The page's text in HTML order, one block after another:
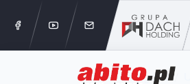
Start Kategorie